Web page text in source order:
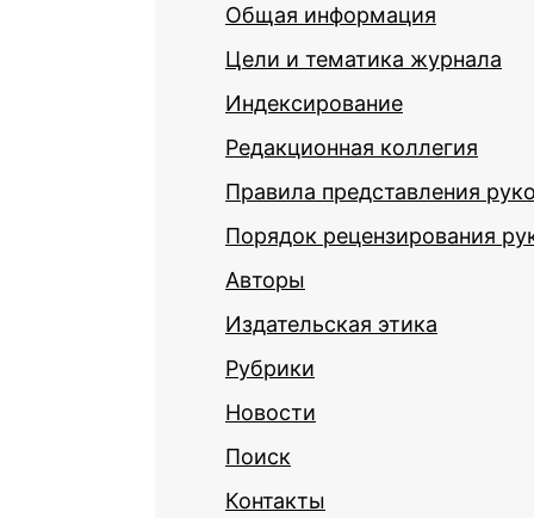
Общая информация
Цели и тематика журнала
Индексирование
Редакционная коллегия
Правила представления
Порядок рецензирования
Авторы
Издательская этика
Рубрики
Новости
Поиск
Контакты